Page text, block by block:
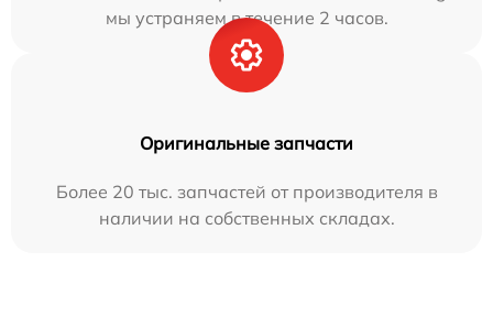
мы устраняем в течение 2 часов.
Оригинальные запчасти
Более 20 тыс. запчастей от производителя в
наличии на собственных складах.